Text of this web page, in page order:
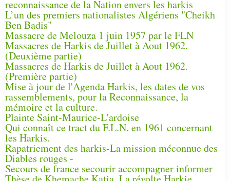
reconnaissance de la Nation envers les harkis
L’un des premiers nationalistes Algériens "Cheikh
Ben Badis"
Massacre de Melouza 1 juin 1957 par le FLN
Massacres de Harkis de Juillet à Aout 1962.
(Deuxième partie)
Massacres de Harkis de Juillet à Aout 1962.
(Première partie)
Mise à jour de l'Agenda Harkis, les dates de vos
rassemblements, pour la Reconnaissance, la
mémoire et la culture.
Plainte Saint-Maurice-L'ardoise
Qui connaît ce tract du F.L.N. en 1961 concernant
les Harkis.
Rapatriement des harkis-La mission méconnue des
Diables rouges -
Secours de france secourir accompagner informer